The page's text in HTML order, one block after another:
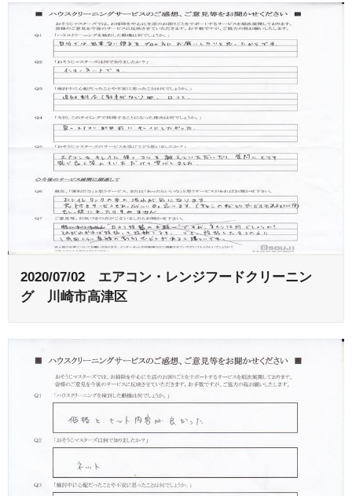
2020/07/02 エアコン・レンジフードクリーニン
グ 川崎市高津区